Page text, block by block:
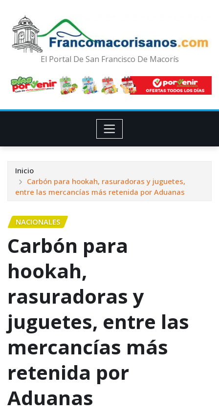
El Portal De San Francisco De Macorís
Inicio
Carbón para hookah, rasuradoras y juguetes,
entre las mercancías más retenida por Aduanas
NACIONALES
Carbón para
hookah,
rasuradoras y
juguetes, entre las
mercancías más
retenida por
Aduanas